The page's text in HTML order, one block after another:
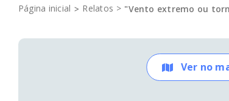
Página inicial Relatos "Vento extremo ou
Ver no